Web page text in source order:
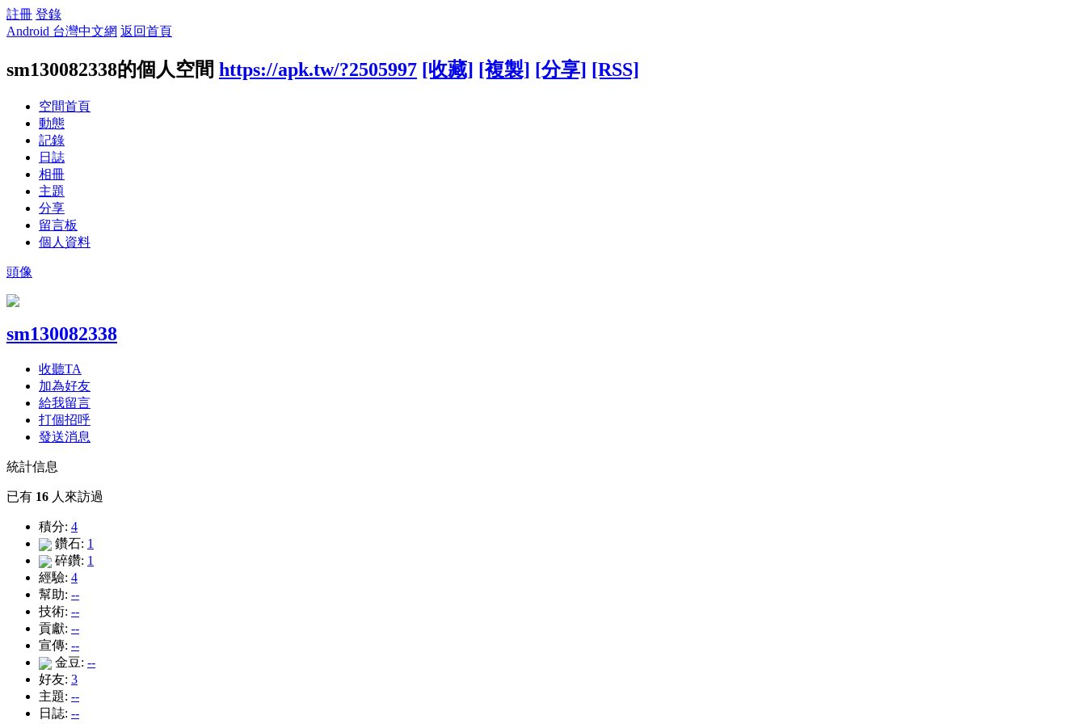
註冊 登錄
Android 台灣中文網 返回首頁
sm130082338的個人空間 https://apk.tw/?2505997 [收藏] [複製] [分享] [RSS]
空間首頁
動態
記錄
日誌
相冊
主題
分享
留言板
個人資料
頭像
sm130082338
收聽TA
加為好友
給我留言
打個招呼
發送消息
統計信息
已有 16 人來訪過
積分: 4
鑽石: 1
碎鑽: 1
經驗: 4
幫助: --
技術: --
貢獻: --
宣傳: --
金豆: --
好友: 3
主題: --
日誌: --